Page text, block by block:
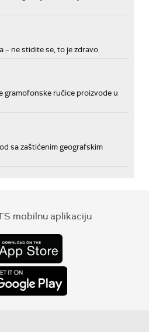
– ne stidite se, to je zdravo
gramofonske ručice proizvode u
sa zaštićenim geografskim
mobilnu aplikaciju